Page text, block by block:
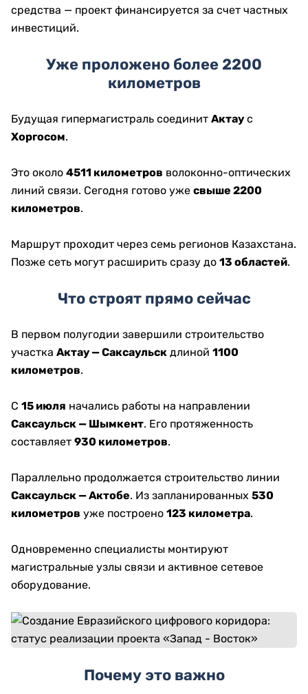
средства — проект финансируется за счет частных
инвестиций.
Уже проложено более 2200
километров
Будущая гипермагистраль соединит Актау с
Хоргосом.
Это около 4511 километров волоконно-оптических
линий связи. Сегодня готово уже свыше 2200
километров.
Маршрут проходит через семь регионов Казахстана.
Позже сеть могут расширить сразу до 13 областей.
Что строят прямо сейчас
В первом полугодии завершили строительство
участка Актау — Саксаульск длиной 1100
километров.
С 15 июля начались работы на направлении
Саксаульск — Шымкент. Его протяженность
составляет 930 километров.
Параллельно продолжается строительство линии
Саксаульск — Актобе. Из запланированных 530
километров уже построено 123 километра.
Одновременно специалисты монтируют
магистральные узлы связи и активное сетевое
оборудование.
Почему это важно